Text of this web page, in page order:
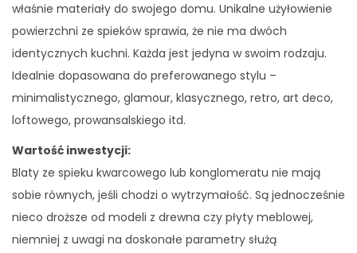
właśnie materiały do swojego domu. Unikalne użyłowienie
powierzchni ze spieków sprawia, że nie ma dwóch
identycznych kuchni. Każda jest jedyna w swoim rodzaju.
Idealnie dopasowana do preferowanego stylu –
minimalistycznego, glamour, klasycznego, retro, art deco,
loftowego, prowansalskiego itd.
Wartość inwestycji:
Blaty ze spieku kwarcowego lub konglomeratu nie mają
sobie równych, jeśli chodzi o wytrzymałość. Są jednocześnie
nieco droższe od modeli z drewna czy płyty meblowej,
niemniej z uwagi na doskonałe parametry służą